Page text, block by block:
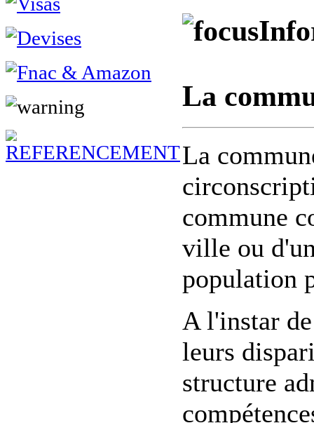
La
La
commune
ville ou
population
A l'instar
leurs
structure